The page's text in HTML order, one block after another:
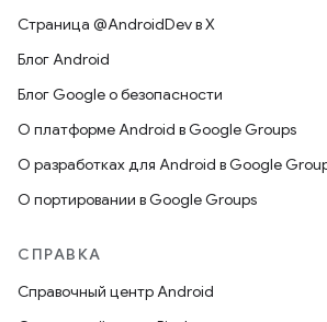
Страница @AndroidDev в X
Блог Android
Блог Google о безопасности
О платформе Android в Google Groups
О разработках для Android в Google
О портировании в Google Groups
СПРАВКА
Справочный центр Android